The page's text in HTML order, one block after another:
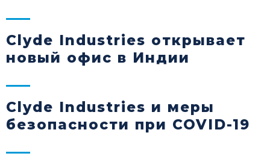
Clyde Industries открывает
новый офис в Индии
Clyde Industries и меры
безопасности при COVID-19